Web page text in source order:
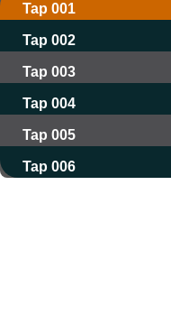
Tap 001
Tap 002
Tap 003
Tap 004
Tap 005
Tap 006